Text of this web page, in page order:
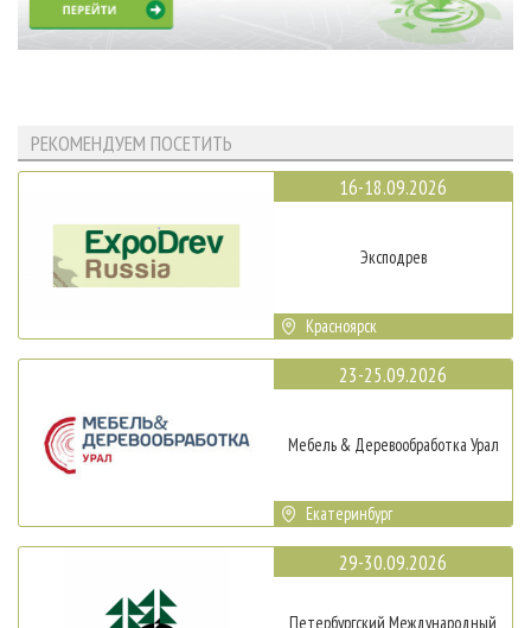
РЕКОМЕНДУЕМ ПОСЕТИТЬ
16-18.09.2026
Эксподрев
Красноярск
23-25.09.2026
Мебель & Деревообработка Урал
Екатеринбург
29-30.09.2026
Петербургский Международный